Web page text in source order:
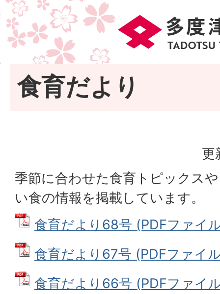
食育だより
更
季節に合わせた食育トピックス
い食の情報を掲載しています。
食育だより68号 (PDFファイ
食育だより67号 (PDFファイ
食育だより66号 (PDFファイ